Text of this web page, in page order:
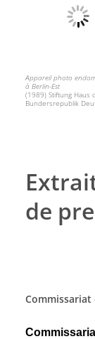
Appareil photo
à Berlin-Est
(1989) Stiftung Haus
Bundersrepublik
de
Commissariat